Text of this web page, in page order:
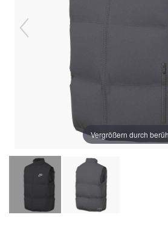
Vergrößern durch